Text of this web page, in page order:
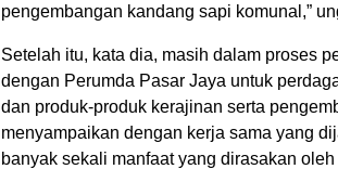
pengembangan kandang sapi komunal,”
Setelah itu, kata dia, masih dalam proses
dengan Perumda Pasar Jaya untuk
dan produk-produk kerajinan serta
menyampaikan dengan kerja sama yang
banyak sekali manfaat yang dirasakan